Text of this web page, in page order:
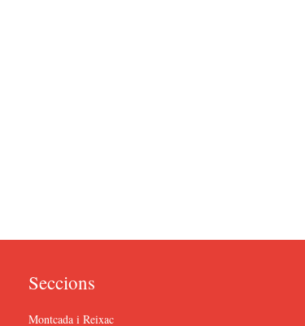
Seccions
Montcada i Reixac